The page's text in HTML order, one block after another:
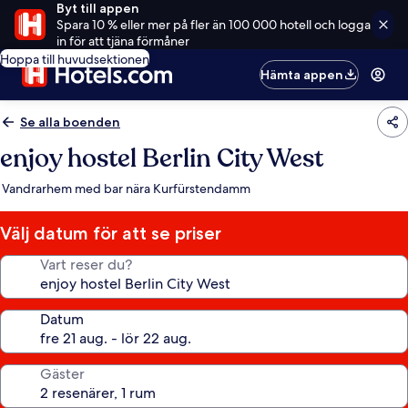
Byt till appen
Spara 10 % eller mer på fler än 100 000 hotell och logga
in för att tjäna förmåner
Hoppa till huvudsektionen
Hämta appen
Se alla boenden
enjoy hostel Berlin City West
Vandrarhem med bar nära Kurfürstendamm
Välj datum för att se priser
Vart reser du?
Datum
Gäster